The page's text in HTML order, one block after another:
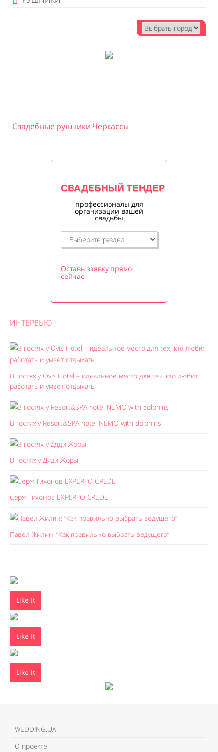
Свадебные рушники Черкассы
СВАДЕБНЫЙ ТЕНДЕР
профессионалы для
организации вашей
свадьбы
Оставь заявку прямо
сейчас
ИНТЕРВЬЮ
В гостях у Ovis Hotel – идеальное место для тех, кто любит
работать и умеет отдыхать
В гостях у Resort&SPA hotel NEMO with dolphins
В гостях у Дяди Жоры
Серж Тихонов EXPERTO CREDE
Павел Жилин: “Как правильно выбрать ведущего”
Like It
Like It
Like It
WEDDING.UA
О проекте